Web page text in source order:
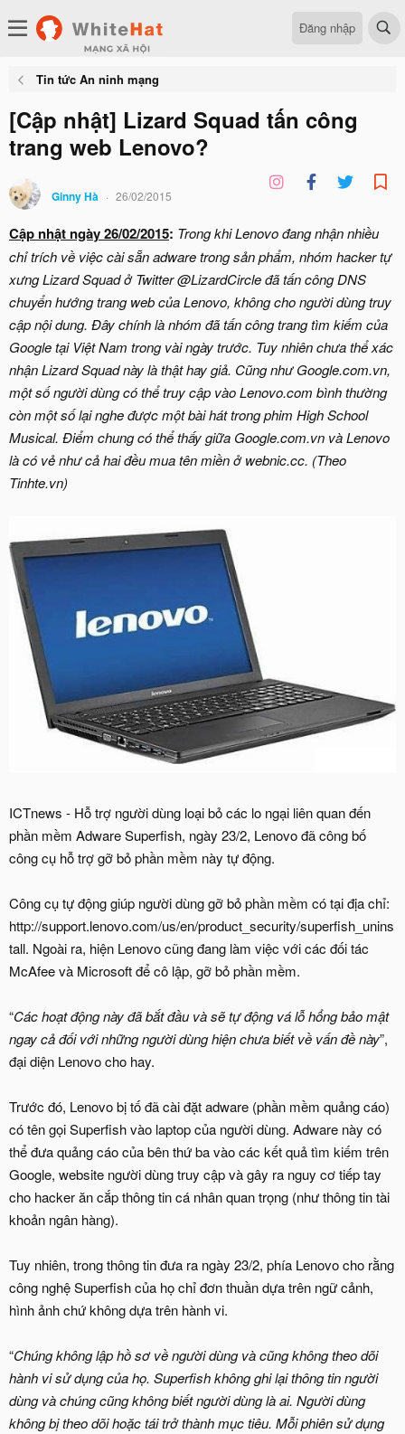
Đăng nhập
Tin tức An ninh mạng
[Cập nhật] Lizard Squad tấn công
trang web Lenovo?
Ginny Hà 26/02/2015
Cập nhật ngày 26/02/2015: Trong khi Lenovo đang nhận nhiều
chỉ trích về việc cài sẵn adware trong sản phẩm, nhóm hacker tự
xưng Lizard Squad ở Twitter @LizardCircle đã tấn công DNS
chuyển hướng trang web của Lenovo, không cho người dùng truy
cập nội dung. Đây chính là nhóm đã tấn công trang tìm kiếm của
Google tại Việt Nam trong vài ngày trước. Tuy nhiên chưa thể xác
nhận Lizard Squad này là thật hay giả. Cũng như Google.com.vn,
một số người dùng có thể truy cập vào Lenovo.com bình thường
còn một số lại nghe được một bài hát trong phim High School
Musical. Điểm chung có thể thấy giữa Google.com.vn và Lenovo
là có vẻ như cả hai đều mua tên miền ở webnic.cc. (Theo
Tinhte.vn)
ICTnews - Hỗ trợ người dùng loại bỏ các lo ngại liên quan đến
phần mềm Adware Superfish, ngày 23/2, Lenovo đã công bố
công cụ hỗ trợ gỡ bỏ phần mềm này tự động.
Công cụ tự động giúp người dùng gỡ bỏ phần mềm có tại địa chỉ:
http://support.lenovo.com/us/en/product_security/superfish_unins
tall. Ngoài ra, hiện Lenovo cũng đang làm việc với các đối tác
McAfee và Microsoft để cô lập, gỡ bỏ phần mềm.
“Các hoạt động này đã bắt đầu và sẽ tự động vá lỗ hổng bảo mật
ngay cả đối với những người dùng hiện chưa biết về vấn đề này”,
đại diện Lenovo cho hay.
Trước đó, Lenovo bị tố đã cài đặt adware (phần mềm quảng cáo)
có tên gọi Superfish vào laptop của người dùng. Adware này có
thể đưa quảng cáo của bên thứ ba vào các kết quả tìm kiếm trên
Google, website người dùng truy cập và gây ra nguy cơ tiếp tay
cho hacker ăn cắp thông tin cá nhân quan trọng (như thông tin tài
khoản ngân hàng).
Tuy nhiên, trong thông tin đưa ra ngày 23/2, phía Lenovo cho rằng
công nghệ Superfish của họ chỉ đơn thuần dựa trên ngữ cảnh,
hình ảnh chứ không dựa trên hành vi.
“Chúng không lập hồ sơ về người dùng và cũng không theo dõi
hành vi sử dụng của họ. Superfish không ghi lại thông tin người
dùng và chúng cũng không biết người dùng là ai. Người dùng
không bị theo dõi hoặc tái trở thành mục tiêu. Mỗi phiên sử dụng